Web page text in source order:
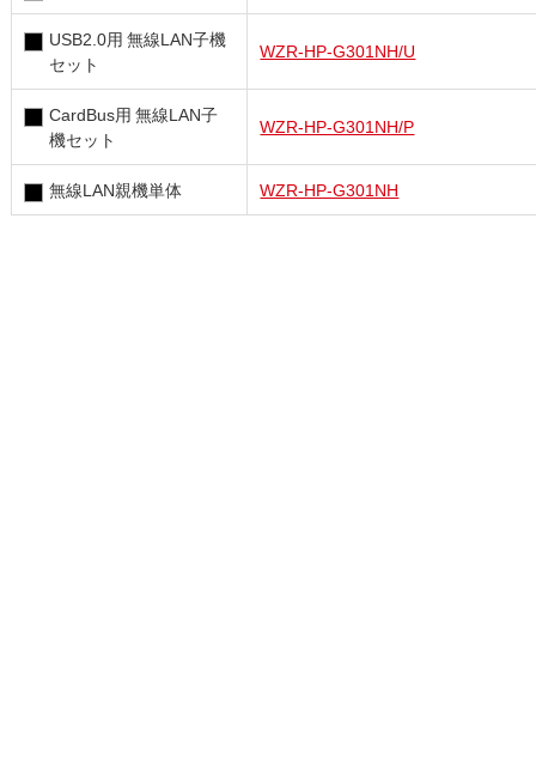
USB2.0用 無線LAN子機
セット
WZR-HP-G301NH/U
CardBus用 無線LAN子
機セット
WZR-HP-G301NH/P
無線LAN親機単体 WZR-HP-G301NH